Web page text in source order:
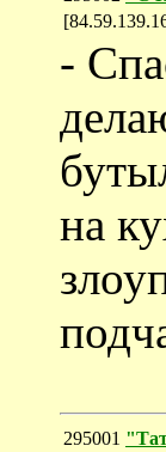
-
на
295001